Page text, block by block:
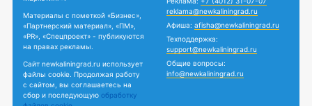
Материалы с пометкой «Бизнес»,
«Партнерский материал», «ПМ»,
«PR», «Спецпроект» - публикуются
на правах рекламы.
Сайт newkaliningrad.ru использует
файлы cookie. Продолжая работу
с сайтом, вы соглашаетесь на
сбор и последующую обработку
reklama@newkaliningrad.ru
Афиша: afisha@newkaliningrad.ru
Техподдержка:
support@newkaliningrad.ru
Общие вопросы:
info@newkaliningrad.ru